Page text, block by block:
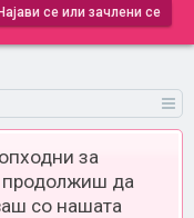
Најави се или зачлени се
за
продолжиш да
со нашата